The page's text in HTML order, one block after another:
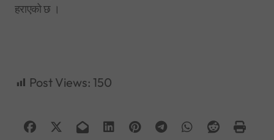
हराएको छ ।
Post Views: 150